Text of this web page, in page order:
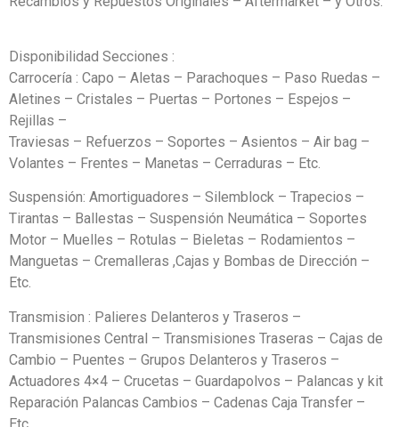
Disponibilidad Secciones :
Carrocería : Capo – Aletas – Parachoques – Paso Ruedas –
Aletines – Cristales – Puertas – Portones – Espejos –
Rejillas –
Traviesas – Refuerzos – Soportes – Asientos – Air bag –
Volantes – Frentes – Manetas – Cerraduras – Etc.
Suspensión: Amortiguadores – Silemblock – Trapecios –
Tirantas – Ballestas – Suspensión Neumática – Soportes
Motor – Muelles – Rotulas – Bieletas – Rodamientos –
Manguetas – Cremalleras ,Cajas y Bombas de Dirección –
Etc.
Transmision : Palieres Delanteros y Traseros –
Transmisiones Central – Transmisiones Traseras – Cajas de
Cambio – Puentes – Grupos Delanteros y Traseros –
Actuadores 4×4 – Crucetas – Guardapolvos – Palancas y kit
Reparación Palancas Cambios – Cadenas Caja Transfer –